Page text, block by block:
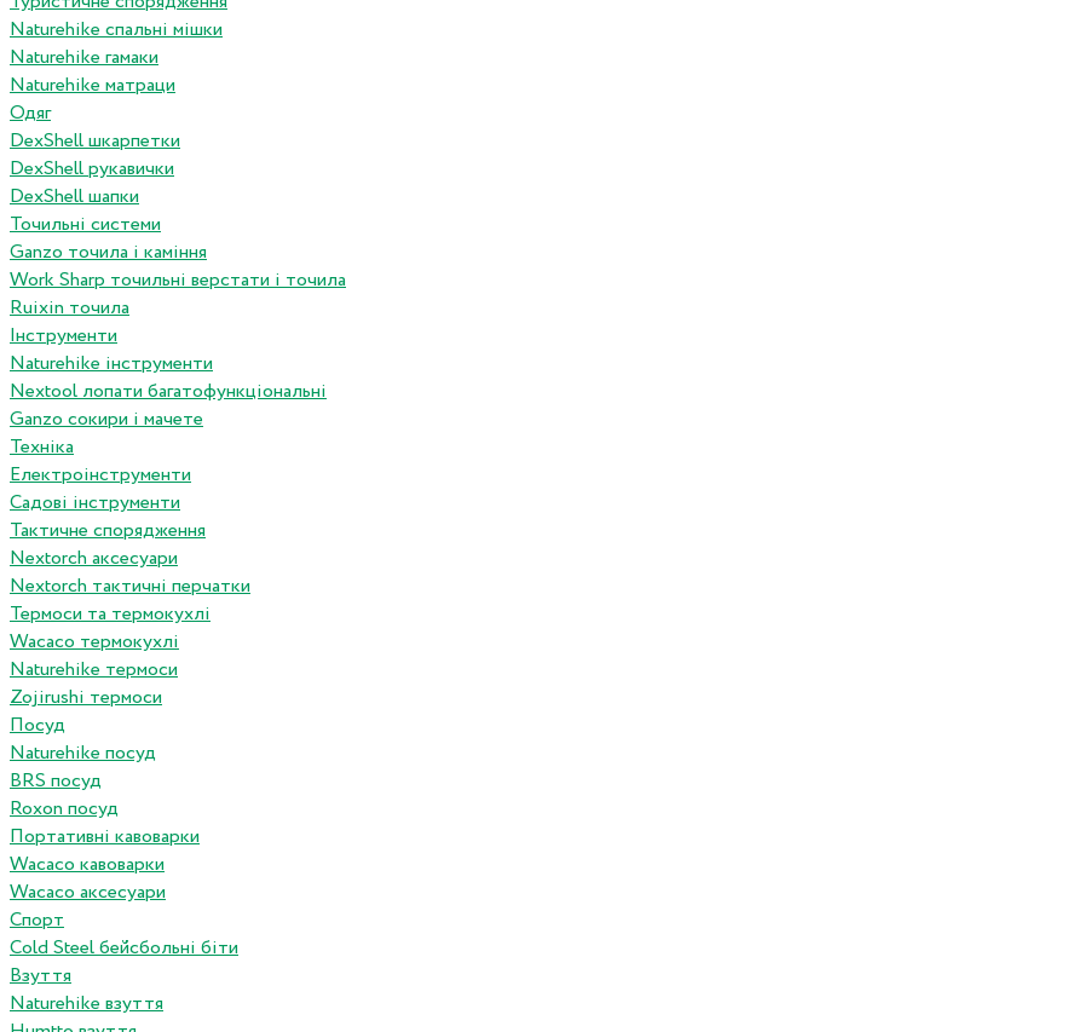
Naturehike спальні мішки
Naturehike гамаки
Naturehike матраци
Одяг
DexShell шкарпетки
DexShell рукавички
DexShell шапки
Точильні системи
Ganzo точила і каміння
Work Sharp точильні верстати і точила
Ruixin точила
Інструменти
Naturehike інструменти
Nextool лопати багатофункціональні
Ganzo сокири і мачете
Техніка
Електроінструменти
Садові інструменти
Тактичне спорядження
Nextorch аксесуари
Nextorch тактичні перчатки
Термоси та термокухлі
Wacaco термокухлі
Naturehike термоси
Zojirushi термоси
Посуд
Naturehike посуд
BRS посуд
Roxon посуд
Портативні кавоварки
Wacaco кавоварки
Wacaco аксесуари
Спорт
Cold Steel бейсбольні біти
Взуття
Naturehike взуття